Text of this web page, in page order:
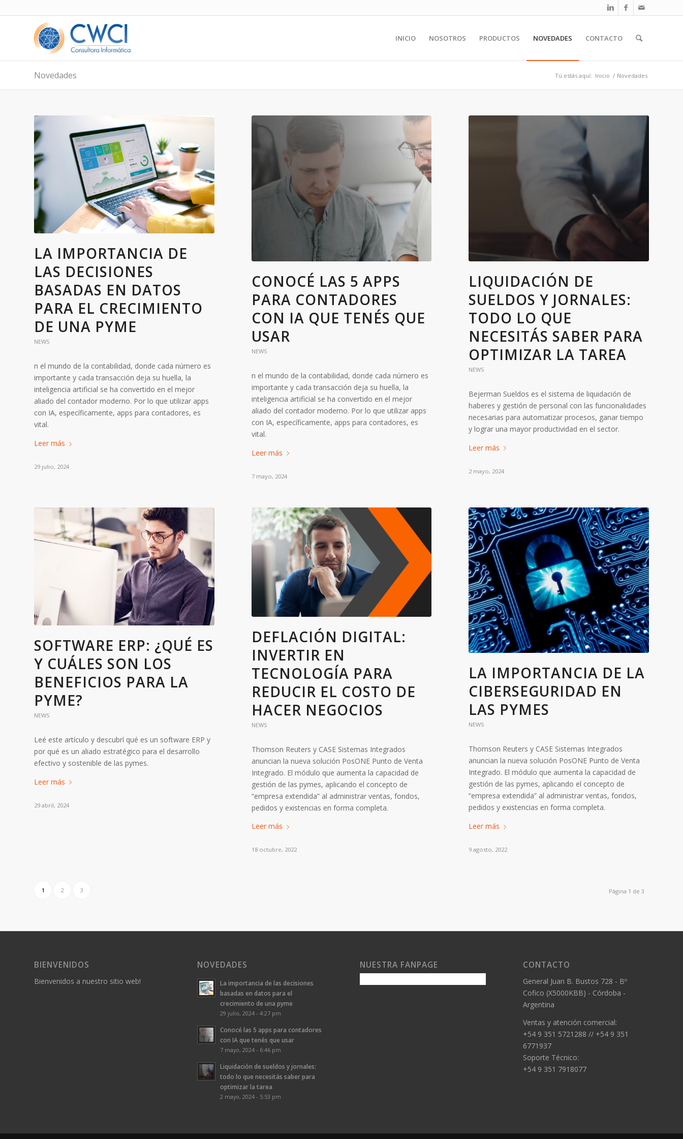
INICIO NOSOTROS PRODUCTOS NOVEDADES CONTACTO
Novedades Tú estás aquí: Inicio / Novedades
LA IMPORTANCIA DE
LAS DECISIONES
BASADAS EN DATOS
PARA EL CRECIMIENTO
DE UNA PYME
NEWS
n el mundo de la contabilidad, donde cada número es
importante y cada transacción deja su huella, la
inteligencia artificial se ha convertido en el mejor
aliado del contador moderno. Por lo que utilizar apps
con IA, específicamente, apps para contadores, es
vital.
Leer más
29 julio, 2024
CONOCÉ LAS 5 APPS
PARA CONTADORES
CON IA QUE TENÉS QUE
USAR
NEWS
n el mundo de la contabilidad, donde cada número es
importante y cada transacción deja su huella, la
inteligencia artificial se ha convertido en el mejor
aliado del contador moderno. Por lo que utilizar apps
con IA, específicamente, apps para contadores, es
vital.
Leer más
7 mayo, 2024
LIQUIDACIÓN DE
SUELDOS Y JORNALES:
TODO LO QUE
NECESITÁS SABER PARA
OPTIMIZAR LA TAREA
NEWS
Bejerman Sueldos es el sistema de liquidación de
haberes y gestión de personal con las funcionalidades
necesarias para automatizar procesos, ganar tiempo
y lograr una mayor productividad en el sector.
Leer más
2 mayo, 2024
SOFTWARE ERP: ¿QUÉ ES
Y CUÁLES SON LOS
BENEFICIOS PARA LA
PYME?
NEWS
Leé este artículo y descubrí qué es un software ERP y
por qué es un aliado estratégico para el desarrollo
efectivo y sostenible de las pymes.
Leer más
29 abril, 2024
DEFLACIÓN DIGITAL:
INVERTIR EN
TECNOLOGÍA PARA
REDUCIR EL COSTO DE
HACER NEGOCIOS
NEWS
Thomson Reuters y CASE Sistemas Integrados
anuncian la nueva solución PosONE Punto de Venta
Integrado. El módulo que aumenta la capacidad de
gestión de las pymes, aplicando el concepto de
“empresa extendida” al administrar ventas, fondos,
pedidos y existencias en forma completa.
Leer más
18 octubre, 2022
LA IMPORTANCIA DE LA
CIBERSEGURIDAD EN
LAS PYMES
NEWS
Thomson Reuters y CASE Sistemas Integrados
anuncian la nueva solución PosONE Punto de Venta
Integrado. El módulo que aumenta la capacidad de
gestión de las pymes, aplicando el concepto de
“empresa extendida” al administrar ventas, fondos,
pedidos y existencias en forma completa.
Leer más
9 agosto, 2022
Página 1 de 3
1 2 3
BIENVENIDOS
Bienvenidos a nuestro sitio web!
NOVEDADES
La importancia de las decisiones
basadas en datos para el
crecimiento de una pyme
29 julio, 2024 - 4:27 pm
Conocé las 5 apps para contadores
con IA que tenés que usar
7 mayo, 2024 - 6:46 pm
Liquidación de sueldos y jornales:
todo lo que necesitás saber para
optimizar la tarea
2 mayo, 2024 - 5:53 pm
NUESTRA FANPAGE CONTACTO
General Juan B. Bustos 728 - Bº
Cofico (X5000KBB) - Córdoba -
Argentina
Ventas y atención comercial:
+54 9 351 5721288 // +54 9 351
6771937
Soporte Técnico:
+54 9 351 7918077